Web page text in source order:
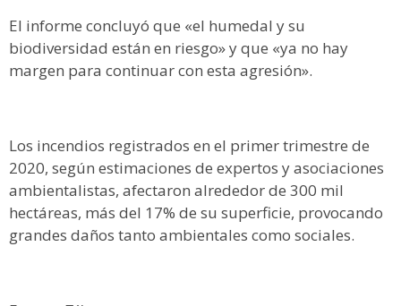
El informe concluyó que «el humedal y su
biodiversidad están en riesgo» y que «ya no hay
margen para continuar con esta agresión».
Los incendios registrados en el primer trimestre de
2020, según estimaciones de expertos y asociaciones
ambientalistas, afectaron alrededor de 300 mil
hectáreas, más del 17% de su superficie, provocando
grandes daños tanto ambientales como sociales.